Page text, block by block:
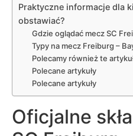
Praktyczne informacje dla
obstawiać?
Gdzie oglądać mecz SC
Typy na mecz Freiburg –
Polecamy również te
Polecane artykuły
Polecane artykuły
Oficjalne